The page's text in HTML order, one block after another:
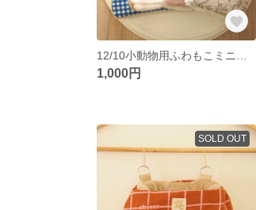
1,000円
SOLD OUT